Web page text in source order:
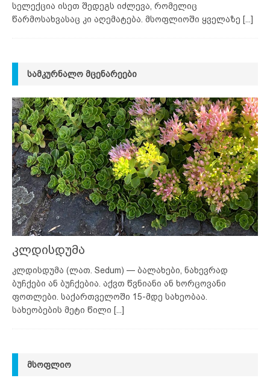
სელექცია ისეთ შედეგს იძლევა, რომელიც
წარმოსახვასაც კი აღემატება. მსოფლიოში ყველაზე [...]
ᲡᲐᲛᲙᲣᲠᲜᲐᲚᲝ ᲛᲪᲔᲜᲐᲠᲔᲔᲑᲘ
კლდისდუმა
კლდისდუმა (ლათ. Sedum) — ბალახები, ნახევრად
ბუჩქები ან ბუჩქებია. აქვთ წვნიანი ან ხორცოვანი
ფოთლები. საქართველოში 15-მდე სახეობაა.
სახეობების მეტი წილი [...]
ᲛᲡᲝᲤᲚᲘᲝ